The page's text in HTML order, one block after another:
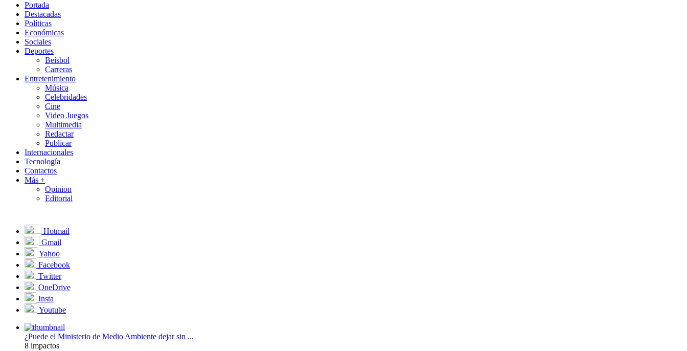
Portada
Destacadas
Políticas
Económicas
Sociales
Deportes
Beísbol
Carreras
Entretenimiento
Música
Celebridades
Cine
Video Juegos
Multimedia
Redactar
Publicar
Internacionales
Tecnología
Contactos
Más +
Opinion
Editorial
Hotmail
Gmail
Yahoo
Facebook
Twitter
OneDrive
Insta
Youtube
¿Puede el Ministerio de Medio Ambiente dejar sin ...
8 impactos